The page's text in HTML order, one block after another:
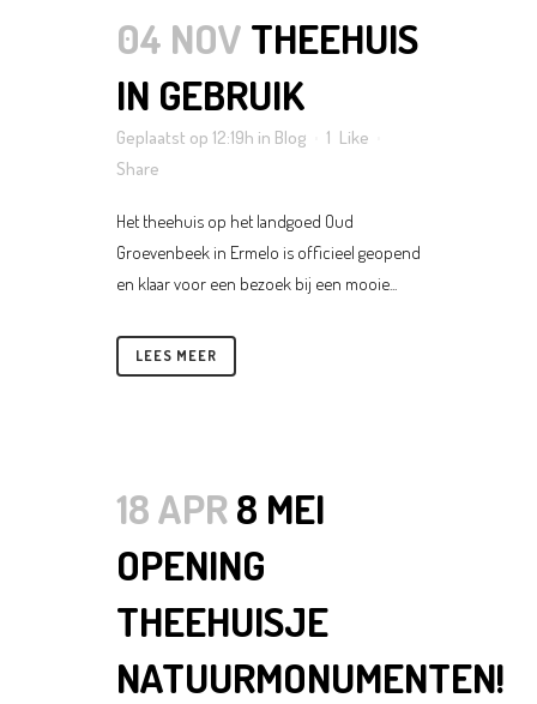
04 NOV THEEHUIS
IN GEBRUIK
Geplaatst op 12:19h in Blog 1 Like
Share
Het theehuis op het landgoed Oud
Groevenbeek in Ermelo is officieel geopend
en klaar voor een bezoek bij een mooie...
LEES MEER
18 APR8 MEI
OPENING
THEEHUISJE
NATUURMONUMENTEN!